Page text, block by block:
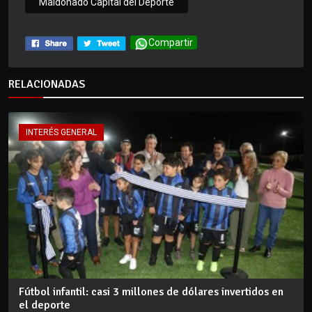
Maldonado Capital del Deporte
Compartir
RELACIONADAS
INTERÉS GENERAL
Fútbol infantil: casi 3 millones de dólares invertidos en
el deporte